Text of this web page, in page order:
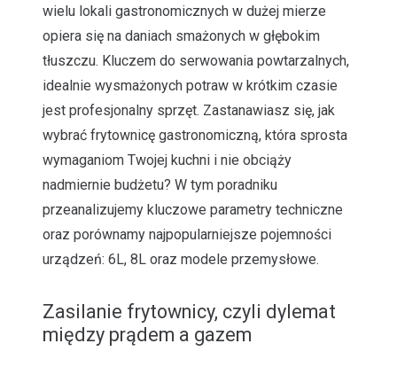
wielu lokali gastronomicznych w dużej mierze
opiera się na daniach smażonych w głębokim
tłuszczu. Kluczem do serwowania powtarzalnych,
idealnie wysmażonych potraw w krótkim czasie
jest profesjonalny sprzęt. Zastanawiasz się, jak
wybrać frytownicę gastronomiczną, która sprosta
wymaganiom Twojej kuchni i nie obciąży
nadmiernie budżetu? W tym poradniku
przeanalizujemy kluczowe parametry techniczne
oraz porównamy najpopularniejsze pojemności
urządzeń: 6L, 8L oraz modele przemysłowe.
Zasilanie frytownicy, czyli dylemat
między prądem a gazem